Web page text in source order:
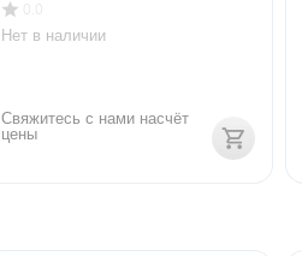
Нет в наличии
Свяжитесь с нами насчёт
цены